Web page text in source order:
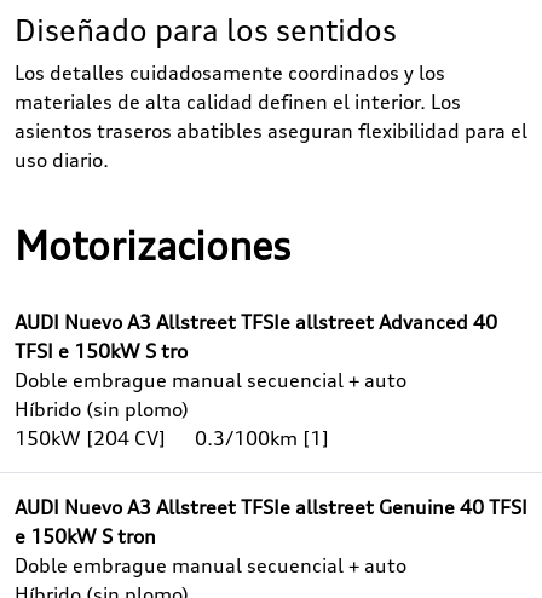
Diseñado para los sentidos
Los detalles cuidadosamente coordinados y los
materiales de alta calidad definen el interior. Los
asientos traseros abatibles aseguran flexibilidad para el
uso diario.
Motorizaciones
AUDI Nuevo A3 Allstreet TFSIe allstreet Advanced 40
TFSI e 150kW S tro
Doble embrague manual secuencial + auto
Híbrido (sin plomo)
150kW [204 CV]
0.3/100km [1]
AUDI Nuevo A3 Allstreet TFSIe allstreet Genuine 40 TFSI
e 150kW S tron
Doble embrague manual secuencial + auto